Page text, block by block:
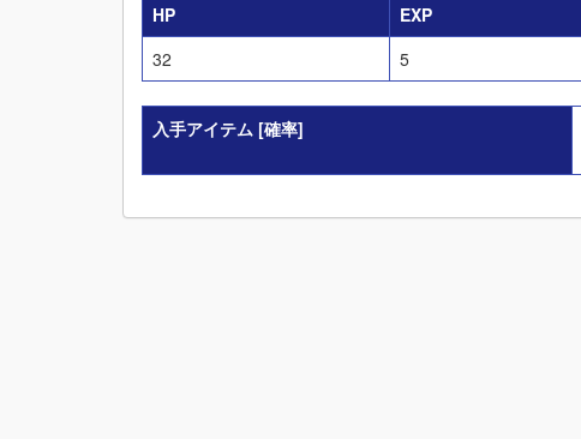
HP EXP
32
5
入手アイテム [確率]